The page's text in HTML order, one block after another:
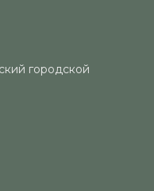
городской